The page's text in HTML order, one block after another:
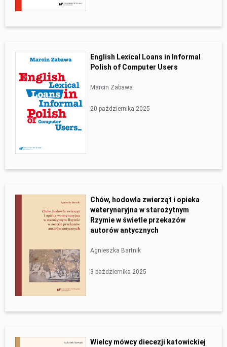
English Lexical Loans in Informal
Polish of Computer Users
Marcin Zabawa
20 października 2025
Chów, hodowla zwierząt i opieka
weterynaryjna w starożytnym
Rzymie w świetle przekazów
autorów antycznych
Agnieszka Bartnik
3 października 2025
Wielcy mówcy diecezji katowickiej